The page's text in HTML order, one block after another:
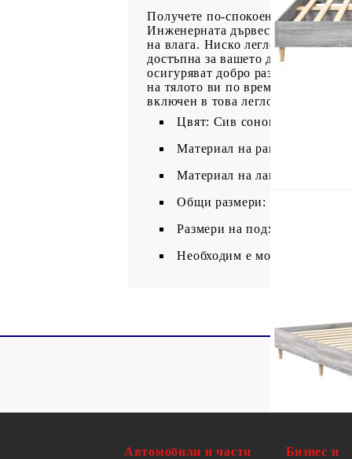
Получете по-спокоен нощен сън
Инженерната дървесина е с
на влага. Ниско легло: Тази
достъпна за вашето дете да се
осигуряват добро разпределение
на тялото ви по време на сън.
включен в това легло.
Цвят: Сив сонома
Материал на рамката на
Материал на ламела:
Общи размери: 203 x 163 x
Размери на подходящ
Необходим е монтаж
Автомобили и части
Бизнес и